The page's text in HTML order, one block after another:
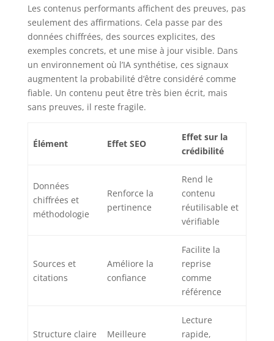
Les contenus performants affichent des preuves, pas
seulement des affirmations. Cela passe par des
données chiffrées, des sources explicites, des
exemples concrets, et une mise à jour visible. Dans
un environnement où l’IA synthétise, ces signaux
augmentent la probabilité d’être considéré comme
fiable. Un contenu peut être très bien écrit, mais
sans preuves, il reste fragile.
Élément Effet SEO
Effet sur la
crédibilité
Données
chiffrées et
méthodologie
Renforce la
pertinence
Rend le
contenu
réutilisable et
vérifiable
Sources et
citations
Améliore la
confiance
Facilite la
reprise
comme
référence
Structure claire
Meilleure
Lecture
rapide,